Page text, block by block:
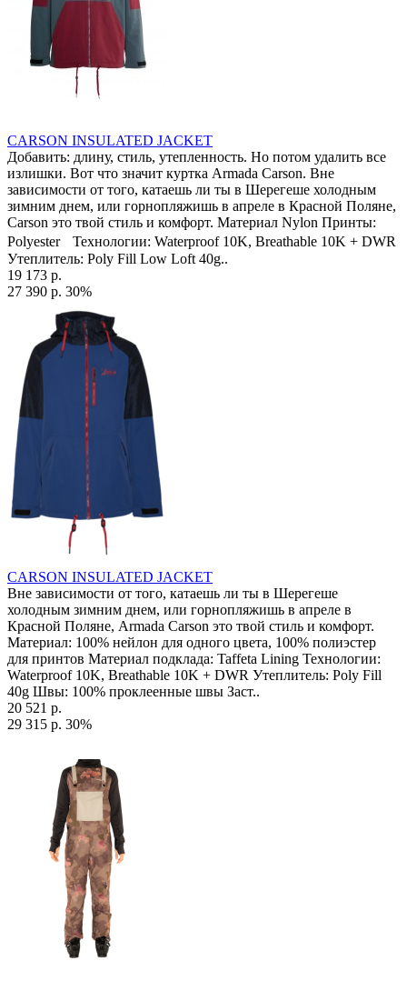
CARSON INSULATED JACKET
Добавить: длину, стиль, утепленность. Но потом удалить все
излишки. Вот что значит куртка Armada Carson. Вне
зависимости от того, катаешь ли ты в Шерегеше холодным
зимним днем, или горнопляжишь в апреле в Красной Поляне,
Carson это твой стиль и комфорт. Материал Nylon Принты:
Polyester Технологии: Waterproof 10K, Breathable 10K + DWR
Утеплитель: Poly Fill Low Loft 40g..
19 173 р.
27 390 р. 30%
CARSON INSULATED JACKET
Вне зависимости от того, катаешь ли ты в Шерегеше
холодным зимним днем, или горнопляжишь в апреле в
Красной Поляне, Armada Carson это твой стиль и комфорт.
Материал: 100% нейлон для одного цвета, 100% полиэстер
для принтов Материал подклада: Taffeta Lining Технологии:
Waterproof 10K, Breathable 10K + DWR Утеплитель: Poly Fill
40g Швы: 100% проклеенные швы Заст..
20 521 р.
29 315 р. 30%